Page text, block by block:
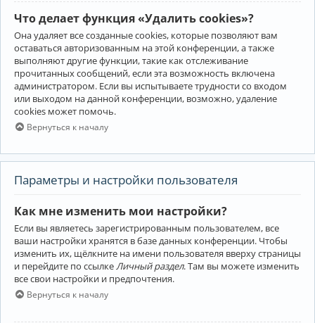
Что делает функция «Удалить cookies»?
Она удаляет все созданные cookies, которые позволяют вам
оставаться авторизованным на этой конференции, а также
выполняют другие функции, такие как отслеживание
прочитанных сообщений, если эта возможность включена
администратором. Если вы испытываете трудности со входом
или выходом на данной конференции, возможно, удаление
cookies может помочь.
Вернуться к началу
Параметры и настройки пользователя
Как мне изменить мои настройки?
Если вы являетесь зарегистрированным пользователем, все
ваши настройки хранятся в базе данных конференции. Чтобы
изменить их, щёлкните на имени пользователя вверху страницы
и перейдите по ссылке Личный раздел. Там вы можете изменить
все свои настройки и предпочтения.
Вернуться к началу